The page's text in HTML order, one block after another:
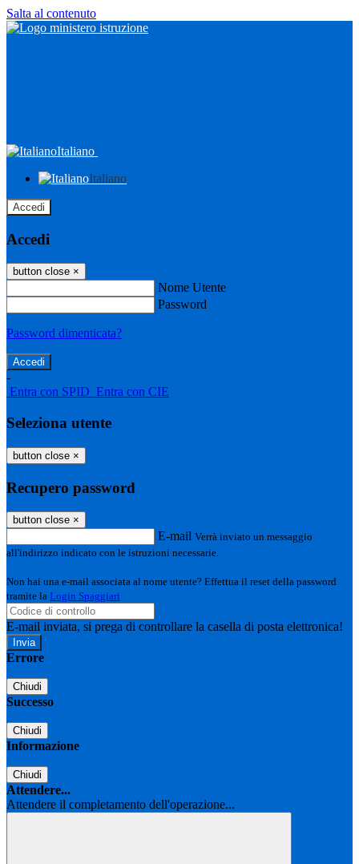
Salta al contenuto
Italiano
Italiano
Accedi
Accedi
button close ×
Nome Utente
Password
Password dimenticata?
-
Entra con SPID Entra con CIE
Seleziona utente
button close ×
Recupero password
button close ×
E-mail Verrà inviato un messaggio
all'indirizzo indicato con le istruzioni necessarie.
Non hai una e-mail associata al nome utente? Effettua il reset della password
tramite la Login Spaggiari
E-mail inviata, si prega di controllare la casella di posta elettronica!
Errore
Chiudi
Successo
Chiudi
Informazione
Chiudi
Attendere...
Attendere il completamento dell'operazione...